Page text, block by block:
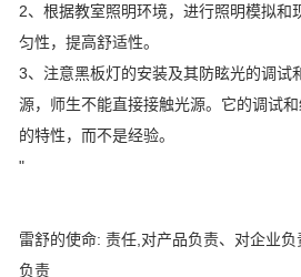
2、根据教室照明环境，进行照明模拟和
匀性，提高舒适性。
3、注意黑板灯的安装及其防眩光的调试
源，师生不能直接接触光源。它的调试
的特性，而不是经验。
"
雷舒的使命: 责任,对产品负责、对企业
负责